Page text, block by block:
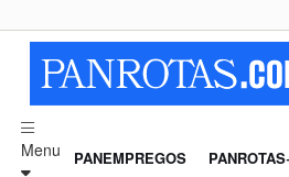
Menu PANEMPREGOS